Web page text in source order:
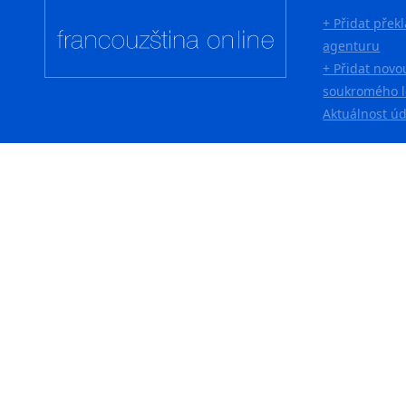
+ Přidat
agenturu
+ Přidat
soukromého
Aktuálnost